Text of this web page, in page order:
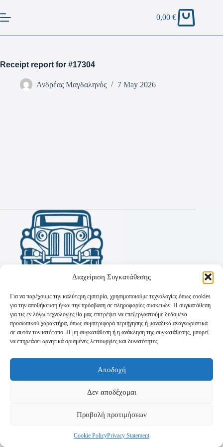
Διαχείριση Συγκατάθεσης
Για να παρέχουμε την καλύτερη εμπειρία, χρησιμοποιούμε τεχνολογίες όπως cookies
για την αποθήκευση ή/και την πρόσβαση σε πληροφορίες συσκευών. Η συγκατάθεση
για τις εν λόγω τεχνολογίες θα μας επιτρέψει να επεξεργαστούμε δεδομένα
προσωπικού χαρακτήρα, όπως συμπεριφορά περιήγησης ή μοναδικά αναγνωριστικά
σε αυτόν τον ιστότοπο. Η μη συγκατάθεση ή η ανάκληση της συγκατάθεσης, μπορεί
να επηρεάσει αρνητικά ορισμένες λειτουργίες και δυνατότητες.
Αποδοχή
Δεν αποδέχομαι
Προβολή προτιμήσεων
Cookie PolicyPrivacy Statement
0,00€
Receipt report for #17304
Ανδρέας Μαγδαληνός 7 May 2026
Πολιτική Απορρήτου
Τρόποι Αποστολής
Τρόποι Πληρωμής